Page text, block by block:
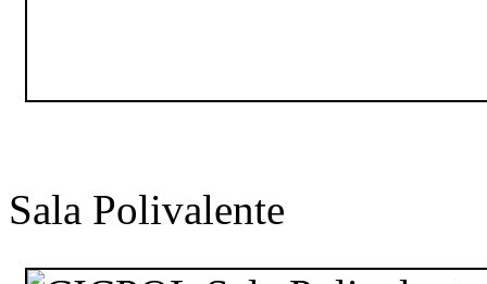
Sala Polivalente